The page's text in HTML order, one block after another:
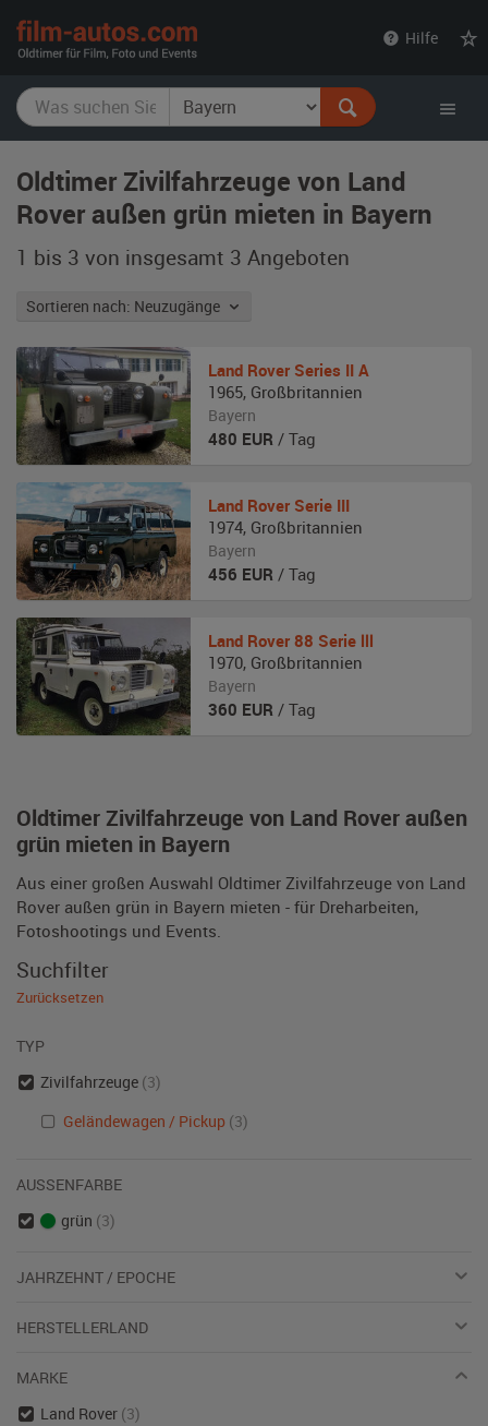
Hilfe
Oldtimer Zivilfahrzeuge von Land
Rover außen grün mieten in Bayern
1 bis 3 von insgesamt 3 Angeboten
Sortieren nach: Neuzugänge
Oldtimer Zivilfahrzeuge von Land Rover außen
grün mieten in Bayern
Aus einer großen Auswahl Oldtimer Zivilfahrzeuge von Land
Rover außen grün in Bayern mieten - für Dreharbeiten,
Fotoshootings und Events.
Land Rover Series II A
1965, Großbritannien
Bayern
480 EUR / Tag
Land Rover Serie III
1974, Großbritannien
Bayern
456 EUR / Tag
Land Rover 88 Serie lll
1970, Großbritannien
Bayern
360 EUR / Tag
Suchfilter
Zurücksetzen
TYP
Zivilfahrzeuge (3)
Geländewagen / Pickup (3)
AUSSENFARBE
grün (3)
JAHRZEHNT / EPOCHE
HERSTELLERLAND
MARKE
Land Rover (3)